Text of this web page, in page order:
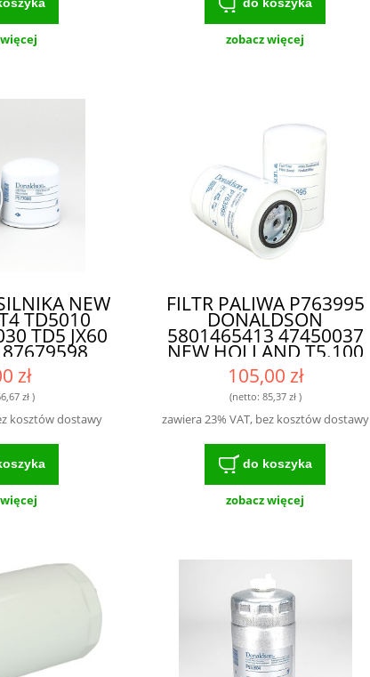
zobacz więcej
NEW
TD5010
TD5 JX60
SP4833|
ODPORNA
WARUNKI
zł
zł)
kosztów dostawy
FILTR PALIWA P763995
DONALDSON
5801465413 47450037
NEW HOLLAND T5.100
T5.105 T5.110 T5.115
T5.120 T4 DPF CASE
FARMALL DPF -
SKUTECZNY FILTR
ZAPEWNIAJĄCY
OCHRONĘ SILNIKA
105,00 zł
(netto: 85,37 zł)
zawiera 23% VAT, bez kosztów dostawy
do koszyka
zobacz więcej